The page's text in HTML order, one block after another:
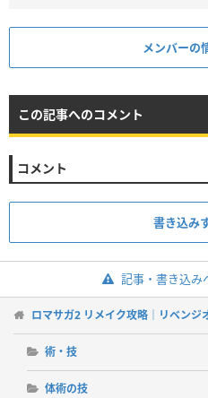
メンバーの
この記事へのコメント
コメント
書き込み
記事・書き込み
ロマサガ2 リメイク攻略｜リベンジ
術・技
体術の技